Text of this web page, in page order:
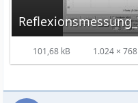
101,68 kB 1.024 × 768